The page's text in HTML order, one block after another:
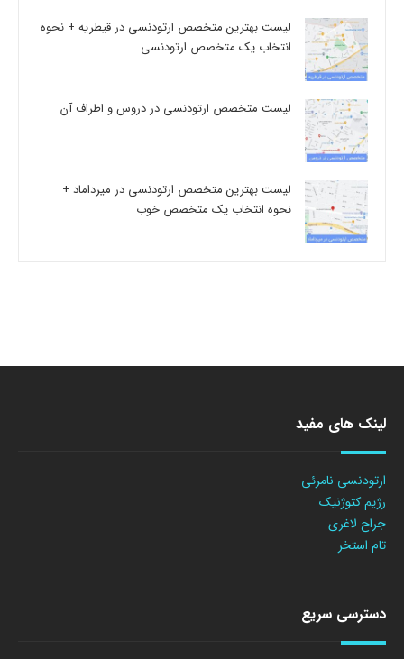
لیست بهترین متخصص ارتودنسی در قیطریه + نحوه
انتخاب یک متخصص ارتودنسی
لیست متخصص ارتودنسی در دروس و اطراف آن
لیست بهترین متخصص ارتودنسی در میرداماد +
نحوه انتخاب یک متخصص خوب
لینک های مفید
ارتودنسی نامرئی
رژیم کتوژنیک
جراح لاغری
تام استخر
دسترسی سریع